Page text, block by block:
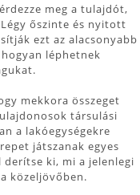
meg a tulajdót,
őszinte és nyitott
ezt az alacsonyabb
léphetnek
mekkora összeget
társulási
a lakóegységekre
játszanak egyes
derítse ki, mi a jelenlegi
közeljövőben.